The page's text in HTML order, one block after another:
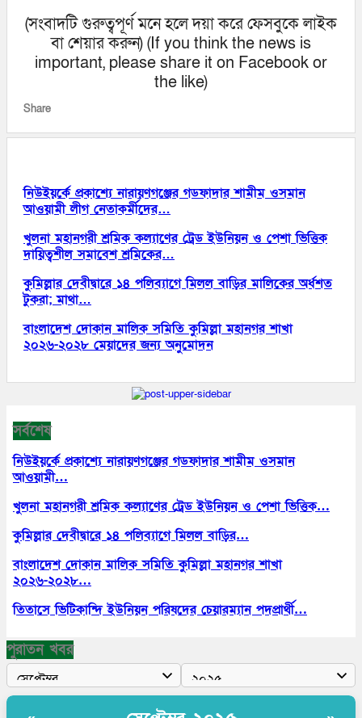
(সংবাদটি গুরুত্বপূর্ণ মনে হলে দয়া করে ফেসবুকে লাইক
বা শেয়ার করুন) (If you think the news is
important, please share it on Facebook or
the like)
Share
নিউইয়র্কে প্রকাশ্যে নারায়ণগঞ্জের গডফাদার শামীম ওসমান
আওয়ামী লীগ নেতাকর্মীদের…
খুলনা মহানগরী শ্রমিক কল্যাণের ট্রেড ইউনিয়ন ও পেশা ভিত্তিক
দায়িত্বশীল সমাবেশ শ্রমিকের…
কুমিল্লার দেবীদ্বারে ১৪ পলিব‍্যাগে মিলল বাড়ির মালিকের অর্ধশত
টুকরা; মাথা…
বাংলাদেশ দোকান মালিক সমিতি কুমিল্লা মহানগর শাখা
২০২৬-২০২৮ মেয়াদের জন্য অনুমোদন
সর্বশেষ
নিউইয়র্কে প্রকাশ্যে নারায়ণগঞ্জের গডফাদার শামীম ওসমান
আওয়ামী…
খুলনা মহানগরী শ্রমিক কল্যাণের ট্রেড ইউনিয়ন ও পেশা ভিত্তিক…
কুমিল্লার দেবীদ্বারে ১৪ পলিব‍্যাগে মিলল বাড়ির…
বাংলাদেশ দোকান মালিক সমিতি কুমিল্লা মহানগর শাখা
২০২৬-২০২৮…
তিতাসে ভিটিকান্দি ইউনিয়ন পরিষদের চেয়ারম্যান পদপ্রার্থী…
পুরাতন খবর